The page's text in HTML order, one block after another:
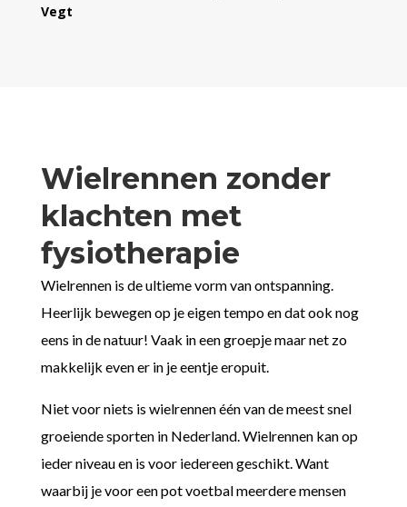
Vegt
Wielrennen zonder
klachten met
fysiotherapie
Wielrennen is de ultieme vorm van ontspanning.
Heerlijk bewegen op je eigen tempo en dat ook nog
eens in de natuur! Vaak in een groepje maar net zo
makkelijk even er in je eentje eropuit.
Niet voor niets is wielrennen één van de meest snel
groeiende sporten in Nederland. Wielrennen kan op
ieder niveau en is voor iedereen geschikt. Want
waarbij je voor een pot voetbal meerdere mensen